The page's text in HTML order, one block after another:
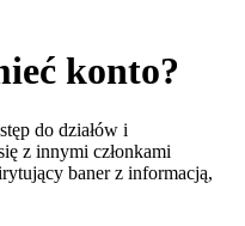
konto?
do działów i
z innymi członkami
baner z informacją,